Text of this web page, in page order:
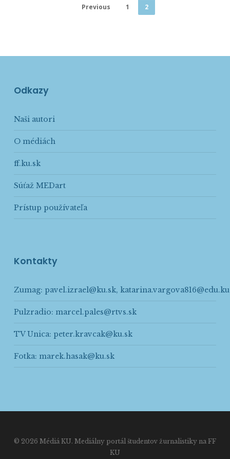
Previous 1 2
Odkazy
Naši autori
O médiách
ff.ku.sk
Súťaž MEDart
Prístup používateľa
Kontakty
Zumag: pavel.izrael@ku.sk,
Pulzradio: marcel.pales@rtvs.sk
TV Unica: peter.kravcak@ku.sk
Fotka: marek.hasak@ku.sk
© 2026 Médiá KU. Mediálny portál študentov žurnalistiky na FF
KU